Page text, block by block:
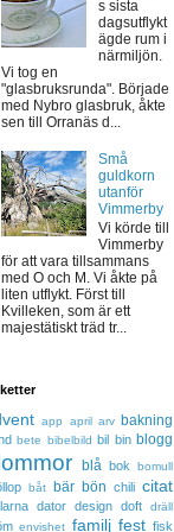
s sista
dagsutflykt
ägde rum i
närmiljön.
Vi tog en
"glasbruksrunda". Började
med Nybro glasbruk, åkte
sen till Orranäs d...
Små
guldkorn
utanför
Vimmerby
Vi körde till
Vimmerby
för att vara tillsammans
med O och M. Vi åkte på
liten utflykt. Först till
Kvilleken, som är ett
majestätiskt träd tr...
app april arv bakning
bete bibelbild bil bin blogg
blå bok bomull
båt bär bön chili citat
dator design doft dräll
envishet familj fest fisk